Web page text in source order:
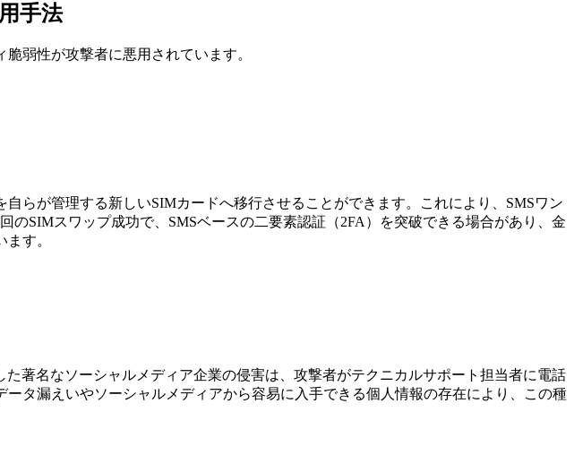
手法
弱性が攻撃者に悪用されています。
らが管理する新しいSIMカードへ移行させることができます。これにより、SMSワン
SIMスワップ成功で、SMSベースの二要素認証（2FA）を突破できる場合があり、金
す。
著名なソーシャルメディア企業の侵害は、攻撃者がテクニカルサポート担当者に電話
タ漏えいやソーシャルメディアから容易に入手できる個人情報の存在により、この種